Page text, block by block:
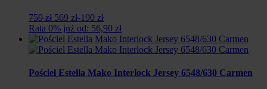
759 zł Pierwotna
cena
wynosiła:
759
569 złAktualna
cena
wynosi:
569
-190 zł
Rata 0% już od: 56,90 zł
Pościel Estella Mako Interlock Jersey 6548/630 Carmen